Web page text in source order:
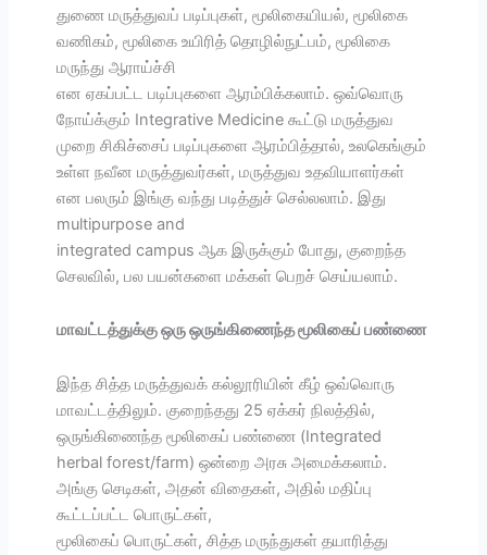
துணை மருத்துவப் படிப்புகள், மூலிகையியல், மூலிகை
வணிகம், மூலிகை உயிரித் தொழில்நுட்பம், மூலிகை
மருந்து ஆராய்ச்சி
என ஏகப்பட்ட படிப்புகளை ஆரம்பிக்கலாம். ஒவ்வொரு
நோய்க்கும் Integrative Medicine கூட்டு மருத்துவ
முறை சிகிச்சைப் படிப்புகளை ஆரம்பித்தால், உலகெங்கும்
உள்ள நவீன மருத்துவர்கள், மருத்துவ உதவியாளர்கள்
என பலரும் இங்கு வந்து படித்துச் செல்லலாம். இது
multipurpose and
integrated campus ஆக இருக்கும் போது, குறைந்த
செலவில், பல பயன்களை மக்கள் பெறச் செய்யலாம்.
மாவட்டத்துக்கு ஒரு ஒருங்கிணைந்த மூலிகைப் பண்ணை
இந்த சித்த மருத்துவக் கல்லூரியின் கீழ் ஒவ்வொரு
மாவட்டத்திலும். குறைந்தது 25 ஏக்கர் நிலத்தில்,
ஒருங்கிணைந்த மூலிகைப் பண்ணை (Integrated
herbal forest/farm) ஒன்றை அரசு அமைக்கலாம்.
அங்கு செடிகள், அதன் விதைகள், அதில் மதிப்பு
கூட்டப்பட்ட பொருட்கள்,
மூலிகைப் பொருட்கள், சித்த மருந்துகள் தயாரித்து